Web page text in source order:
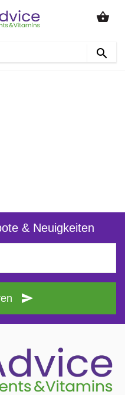
& Neuigkeiten